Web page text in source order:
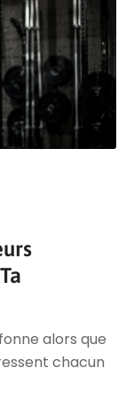
alors que
chacun